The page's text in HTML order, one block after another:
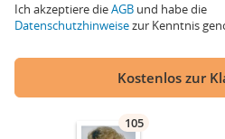
Ich akzeptiere dieAGB und habe die
Datenschutzhinweisezur Kenntnis
Kostenlos zur
105